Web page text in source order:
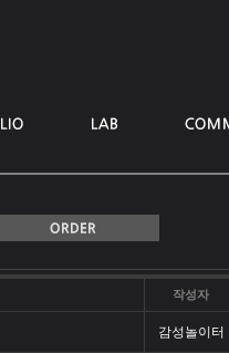
작성자
감성놀이터